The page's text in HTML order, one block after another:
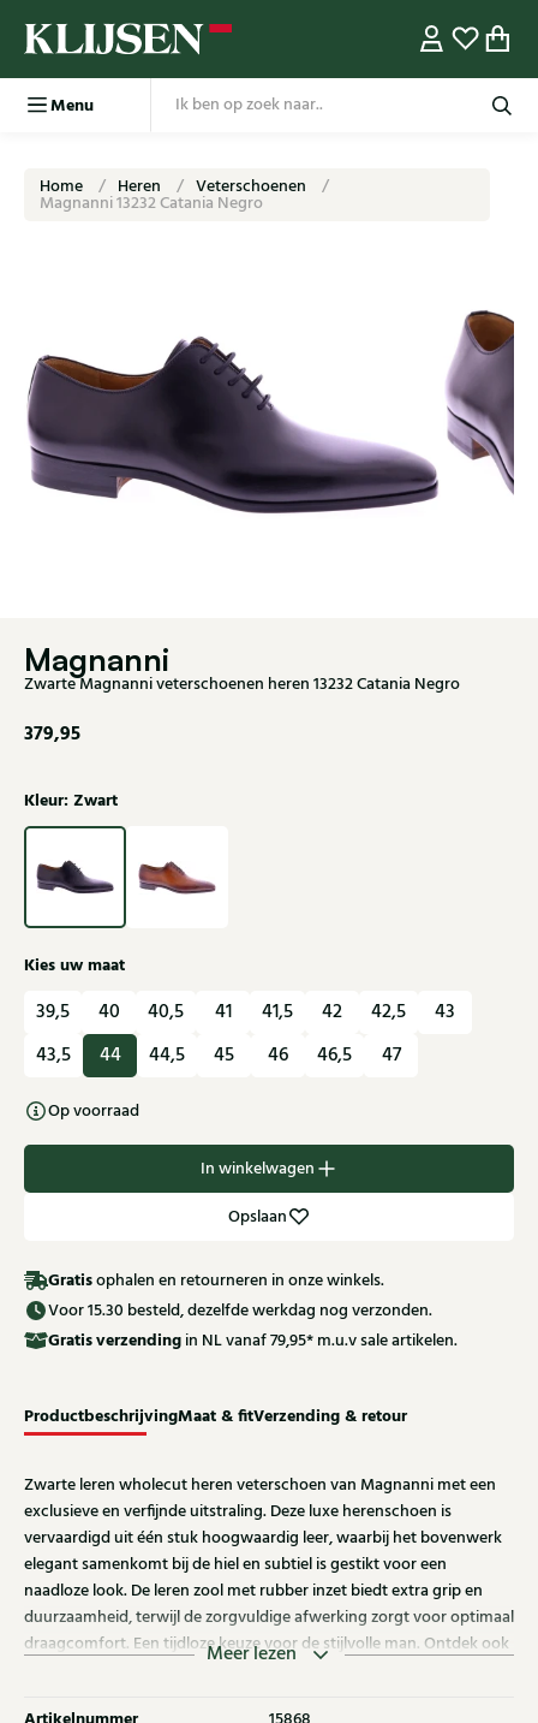
Menu
Home Heren Veterschoenen
Magnanni 13232 Catania Negro
Magnanni
Zwarte Magnanni veterschoenen heren 13232 Catania Negro
379,95
Kleur: Zwart
Kies uw maat
39,5 40 40,5 41 41,5 42 42,5
43
43,5
44 44,5 45 46 46,5 47
Op voorraad
In winkelwagen
Opslaan
Gratisophalen en retourneren in onze winkels.
Voor 15.30 besteld, dezelfde werkdag nog verzonden.
Gratisverzending in NL vanaf 79,95* m.u.v sale artikelen.
ProductbeschrijvingMaat & fitVerzending & retour
Zwarte leren wholecut heren veterschoen van Magnanni met een
exclusieve en verfijnde uitstraling. Deze luxe herenschoen is
vervaardigd uit één stuk hoogwaardig leer, waarbij het bovenwerk
elegant samenkomt bij de hiel en subtiel is gestikt voor een
naadloze look. De leren zool met rubber inzet biedt extra grip en
duurzaamheid, terwijl de zorgvuldige afwerking zorgt voor optimaal
draagcomfort. Een tijdloze keuze voor de stijlvolle man. Ontdek ook
Meer lezen